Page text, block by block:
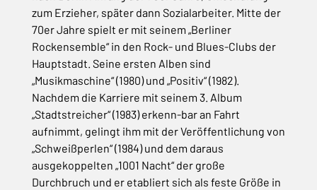
zum Erzieher, später dann Sozialarbeiter. Mitte der
70er Jahre spielt er mit seinem „Berliner
Rockensemble“ in den Rock- und Blues-Clubs der
Hauptstadt. Seine ersten Alben sind
„Musikmaschine“ (1980) und „Positiv“ (1982).
Nachdem die Karriere mit seinem 3. Album
„Stadtstreicher“ (1983) erkenn-bar an Fahrt
aufnimmt, gelingt ihm mit der Veröffentlichung von
„Schweißperlen“ (1984) und dem daraus
ausgekoppelten „1001 Nacht“ der große
Durchbruch und er etabliert sich als feste Größe in